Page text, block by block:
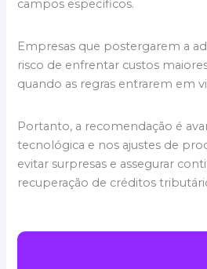
campos específicos.
Empresas que postergarem a
risco de enfrentar custos
quando as regras entrarem em
Portanto, a recomendação é
tecnológica e nos ajustes de
evitar surpresas e assegurar
recuperação de créditos